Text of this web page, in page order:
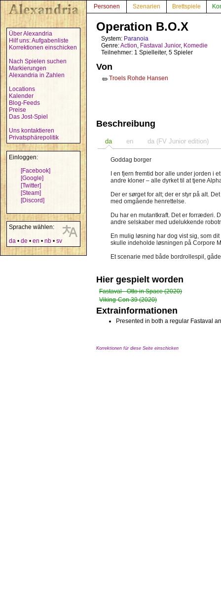
Über Alexandria
Hilf uns: Aufgabenliste
Korrektionen einschicken
Nach Spielen suchen
Markierungen
Alexandria in Zahlen
Locations
Kalender
Blog-Feeds
Preise
Das Jost-Spiel
Uns kontaktieren
Privatsphärepolitik
Einloggen:
[Facebook]
[Google]
[Twitter]
[Steam]
[Discord]
Sprache wählen:
da • de • en • nb • sv
Personen Szenarien Brettspiele
Operation B.O.X
System: Paranoia
Genre:Action, Fastaval Junior, Komedie
Teilnehmer: 1 Spielleiter, 5 Spieler
Von
✏️Troels Rohde Hansen
Beschreibung
da en da (FV Junior edition)
Goddag borger
I en fjern fremtid bor alle under jorden i
andre kloner – alle dyrket til at tjene
Der er sørget for alt; der er styr på alt.
med omgående henrettelse.
Du har en mutantkraft. Det er forræderi.
andre selskaber med udelukkende
En mulig løsning har dog vist sig, som
skulle indeholde løsningen på Corpore
Et scenarie med både bordrollespil,
Hier gespielt worden
Fastaval - Otto in Space (2020)
Viking-Con 39 (2020)
Extrainformationen
Presented in both a regular Fastaval
Korrektionen für diese Seite einschicken